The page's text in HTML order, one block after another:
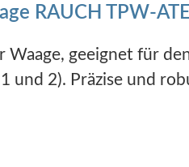
RAUCH TPW-
geeignet für
und 2). Präzise und